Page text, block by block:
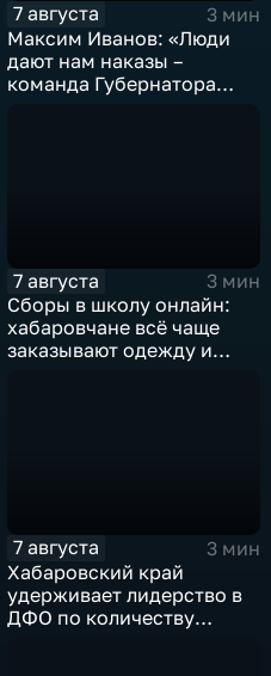
7 августа
3 мин
Максим Иванов: «Люди
дают нам наказы –
команда Губернатора
7 августа
3 мин
Сборы в школу онлайн:
хабаровчане всё чаще
заказывают одежду и
7 августа
3 мин
Хабаровский край
удерживает лидерство в
ДФО по количеству